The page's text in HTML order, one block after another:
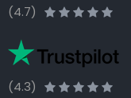
(4.7)
(4.3)